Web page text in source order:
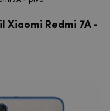
Xiaomi Redmi 7A -